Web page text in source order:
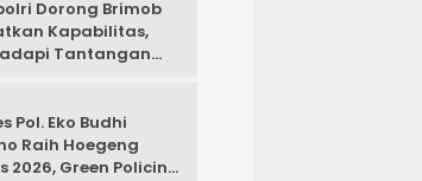
Dorong Brimob
Kapabilitas,
Tantangan
Pol. Eko Budhi
Raih Hoegeng
2026, Green Policing